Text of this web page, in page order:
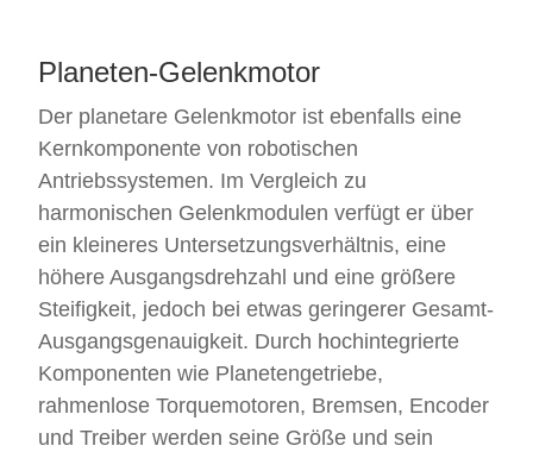
niedriger Geschwindigkeit
und die präzise Steuerung
machen ihn zu einer
idealen Antriebslösung für
Roboter in Reinigungs-,
Desinfektions-,
Inspektions-, Liefer- und
Führungsanwendungen.
auf den Markt gebracht.
Diese Module integrieren
die Kernkomponenten —
Servomotor, Encoder und
Rad — in hohem Maße
und verbessern dadurch
die Raumausnutzung
innerhalb des
Robotfahrwerks erheblich.
Antriebscontroller und
kompakten Einheit
kombiniert. Dieses Modul
verwendet
ein rahmenloses Torque-
Motor-Design, um die
anzutreiben, ersetzt die
traditionelle getrennte
Lösung aus "Motor +
Getriebe + Rad" und
verfügt über hochpräzise
Motion
Controlsfähigkeiten. Es
wird hauptsächlich
in AGVs (Automated
Planeten-Gelenkmotor
Der planetare Gelenkmotor ist ebenfalls eine
Kernkomponente von robotischen
Antriebssystemen. Im Vergleich zu
harmonischen Gelenkmodulen verfügt er über
ein kleineres Untersetzungsverhältnis, eine
höhere Ausgangsdrehzahl und eine größere
Steifigkeit, jedoch bei etwas geringerer Gesamt-
Ausgangsgenauigkeit. Durch hochintegrierte
Komponenten wie Planetengetriebe,
rahmenlose Torquemotoren, Bremsen, Encoder
und Treiber werden seine Größe und sein